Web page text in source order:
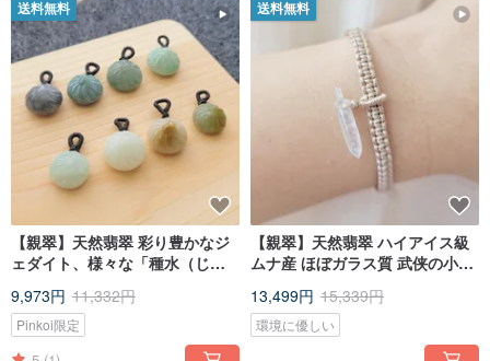
送料無料
【親翠】天然翡翠 彩り豊かなジ
ェダイト、様々な「種水（じゅ
ス肉まん風ペンダント 第2弾
9,973円 11,332円
Pinkoi限定
送料無料
【親翠】天然翡翠 ハイアイス級
ムナ産 ほぼガラス質 武侠の小さ
ラー編み込みブレスレット
13,499円 15,339円
環境に優しい